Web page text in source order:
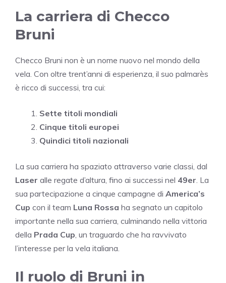
La carriera di Checco
Bruni
Checco Bruni non è un nome nuovo nel mondo della
vela. Con oltre trent’anni di esperienza, il suo palmarès
è ricco di successi, tra cui:
Sette titoli mondiali
Cinque titoli europei
Quindici titoli nazionali
La sua carriera ha spaziato attraverso varie classi, dal
Laser alle regate d’altura, fino ai successi nel 49er . La
sua partecipazione a cinque campagne di America’s
Cup con il team Luna Rossa ha segnato un capitolo
importante nella sua carriera, culminando nella vittoria
della Prada Cup , un traguardo che ha ravvivato
l’interesse per la vela italiana.
Il ruolo di Bruni in